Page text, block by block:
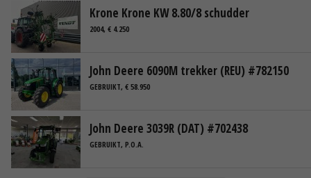
Krone Krone KW 8.80/8 schudder
2004, € 4.250
John Deere 6090M trekker (REU) #782150
GEBRUIKT, € 58.950
John Deere 3039R (DAT) #702438
GEBRUIKT, P.O.A.